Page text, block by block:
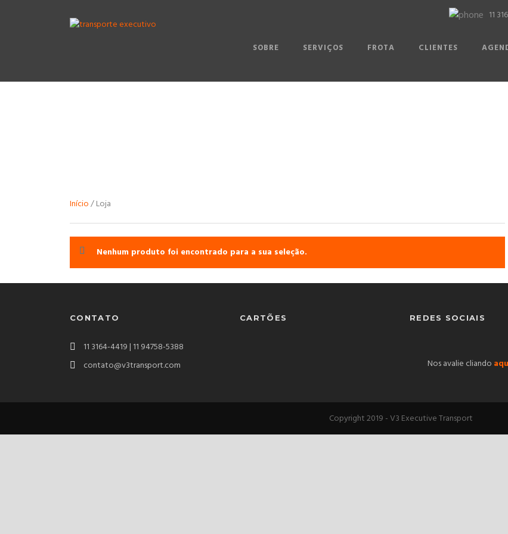
11
SOBRE SERVIÇOS FROTA CLIENTES
Início/ Loja
Nenhum produto foi encontrado para a sua seleção.
CONTATO
11 3164-4419 | 11 94758-5388
contato@v3transport.com
CARTÕES REDES SOCIAIS
Nos avalie cliando
Copyright 2019 - V3 Executive Transport